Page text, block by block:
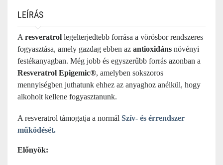
LEÍRÁS
A resveratrol legelterjedtebb forrása a vörösbor rendszeres
fogyasztása, amely gazdag ebben az antioxidáns növényi
festékanyagban. Még jobb és egyszerűbb forrás azonban a
Resveratrol Epigemic®, amelyben sokszoros
mennyiségben juthatunk ehhez az anyaghoz anélkül, hogy
alkoholt kellene fogyasztanunk.
A resveratrol támogatja a normál Szív- és érrendszer
működését.
Előnyök: